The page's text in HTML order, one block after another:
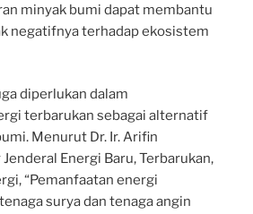
minyak bumi dapat membantu
negatifnya terhadap ekosistem
diperlukan dalam
terbarukan sebagai alternatif
Menurut Dr. Ir. Arifin
Energi Baru, Terbarukan,
“Pemanfaatan energi
surya dan tenaga angin